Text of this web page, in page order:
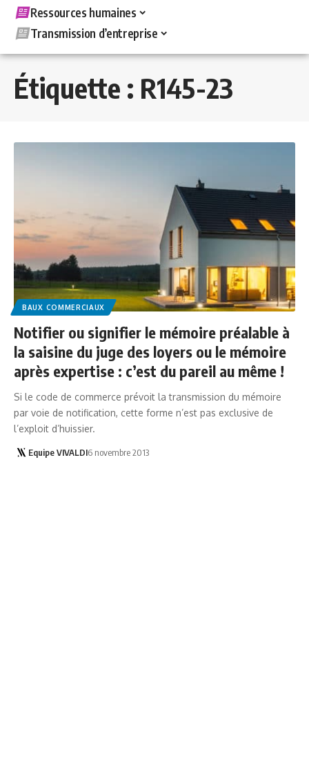
Ressources humaines
Transmission d’entreprise
Étiquette : R145-23
BAUX COMMERCIAUX
Notifier ou signifier le mémoire préalable à
la saisine du juge des loyers ou le mémoire
après expertise : c’est du pareil au même !
Si le code de commerce prévoit la transmission du mémoire
par voie de notification, cette forme n’est pas exclusive de
l’exploit d’huissier.
Equipe VIVALDI6 novembre 2013